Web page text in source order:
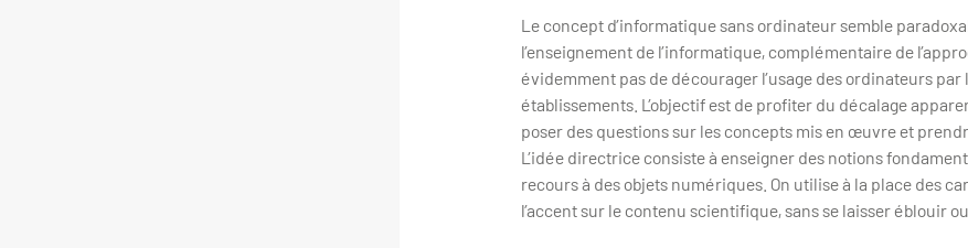
Le concept d’informatique sans ordinateur semble
l’enseignement de l’informatique, complémentaire de
évidemment pas de décourager l’usage des ordinateurs
établissements. L’objectif est de profiter du décalage
poser des questions sur les concepts mis en œuvre et
L’idée directrice consiste à enseigner des notions
recours à des objets numériques. On utilise à la place des
l’accent sur le contenu scientifique, sans se laisser éblouir